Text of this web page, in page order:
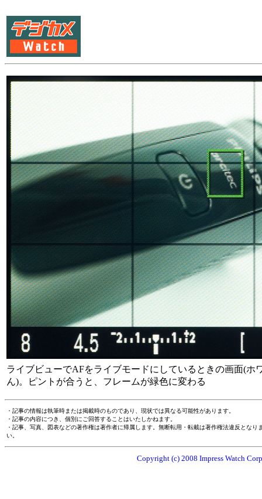
ライブビューでAFをライブモードにしているときの画面(ホ
ん)。ピントが合うと、フレームが緑色に変わる
・記事の情報は執筆時または掲載時のものであり、現状では異なる可能性があります。
・記事の内容につき、個別にご回答することはいたしかねます。
・記事、写真、図表などの著作権は著作者に帰属します。無断転用・転載は著作権法違反とな
い。
Copyright (c) 2008 Impress Watch